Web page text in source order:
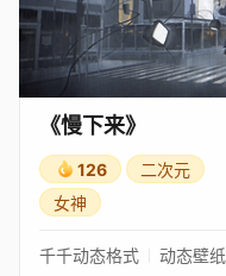
《慢下来》
126
二次元
女神
千千动态格式 动态壁纸